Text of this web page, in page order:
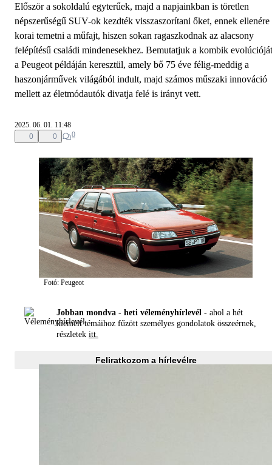
Először a sokoldalú egyterűek, majd a napjainkban is töretlen
népszerűségű SUV-ok kezdték visszaszorítani őket, ennek ellenére
korai temetni a műfajt, hiszen sokan ragaszkodnak az alacsony
felépítésű családi mindenesekhez. Bemutatjuk a kombik evolúcióját
a Peugeot példáján keresztül, amely bő 75 éve félig-meddig a
haszonjárművek világából indult, majd számos műszaki innováció
mellett az életmódautók divatja felé is irányt vett.
2025. 06. 01. 11:48
0
0 0
Fotó: Peugeot
Jobban mondva - heti véleményhírlevél - ahol a hét
kiemelt témáihoz fűzött személyes gondolatok összeérnek,
részletek itt.
Feliratkozom a hírlevélre